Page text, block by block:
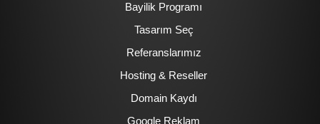
Bayilik Programı
Tasarım Seç
Referanslarımız
Hosting & Reseller
Domain Kaydı
Google Reklam